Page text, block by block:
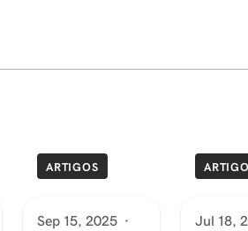
ARTIGOS
Sep 15, 2025 ·
Jul 18,